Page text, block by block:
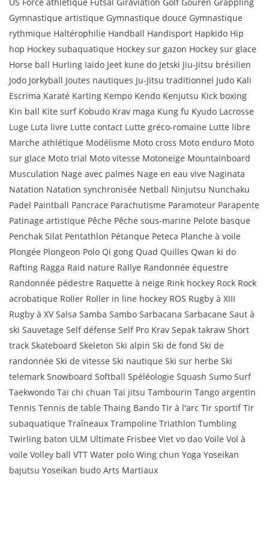
Gymnastique artistique Gymnastique douce Gymnastique
rythmique Haltérophilie Handball Handisport Hapkido Hip
hop Hockey subaquatique Hockey sur gazon Hockey sur glace
Horse ball Hurling Iaïdo Jeet kune do Jetski Jiu-Jitsu brésilien
Jodo Jorkyball Joutes nautiques Ju-Jitsu traditionnel Judo Kali
Escrima Karaté Karting Kempo Kendo Kenjutsu Kick boxing
Kin ball Kite surf Kobudo Krav maga Kung fu Kyudo Lacrosse
Luge Luta livre Lutte contact Lutte gréco-romaine Lutte libre
Marche athlétique Modélisme Moto cross Moto enduro Moto
sur glace Moto trial Moto vitesse Motoneige Mountainboard
Musculation Nage avec palmes Nage en eau vive Naginata
Natation Natation synchronisée Netball Ninjutsu Nunchaku
Padel Paintball Pancrace Parachutisme Paramoteur Parapente
Patinage artistique Pêche Pêche sous-marine Pelote basque
Penchak Silat Pentathlon Pétanque Peteca Planche à voile
Plongée Plongeon Polo Qi gong Quad Quilles Qwan ki do
Rafting Ragga Raid nature Rallye Randonnée équestre
Randonnée pédestre Raquette à neige Rink hockey Rock Rock
acrobatique Roller Roller in line hockey ROS Rugby à XIII
Rugby à XV Salsa Samba Sambo Sarbacana Sarbacane Saut à
ski Sauvetage Self défense Self Pro Krav Sepak takraw Short
track Skateboard Skeleton Ski alpin Ski de fond Ski de
randonnée Ski de vitesse Ski nautique Ski sur herbe Ski
telemark Snowboard Softball Spéléologie Squash Sumo Surf
Taekwondo Taï chi chuan Taï jitsu Tambourin Tango argentin
Tennis Tennis de table Thaing Bando Tir à l'arc Tir sportif Tir
subaquatique Traîneaux Trampoline Triathlon Tumbling
Twirling baton ULM Ultimate Frisbee Viet vo dao Voile Vol à
voile Volley ball VTT Water polo Wing chun Yoga Yoseikan
bajutsu Yoseikan budo Arts Martiaux